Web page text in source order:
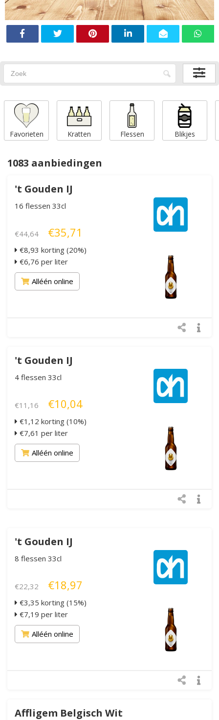
Favorieten Kratten Flessen Blikjes
1083 aanbiedingen
't Gouden IJ
16 flessen 33cl
€44,64 €35,71
€8,93 korting (20%)
€6,76 per liter
Alléén online
't Gouden IJ
4 flessen 33cl
€11,16 €10,04
€1,12 korting (10%)
€7,61 per liter
Alléén online
't Gouden IJ
8 flessen 33cl
€22,32 €18,97
€3,35 korting (15%)
€7,19 per liter
Alléén online
Affligem Belgisch Wit